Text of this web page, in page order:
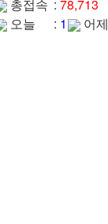
총접속 : 78,713
오늘
: 1 어제